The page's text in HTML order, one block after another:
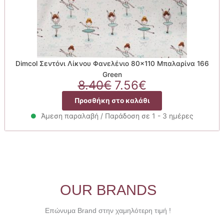
Dimcol Σεντόνι Λίκνου Φανελένιο 80×110 Μπαλαρίνα 166
Green
8.40€ Original
price
was:
8.40€.
7.56€Η
τρέχουσα
τιμή
είναι:
7.56€.
Προσθήκη στο καλάθι
Άμεση παραλαβή / Παράδοση σε 1 - 3 ημέρες
OUR BRANDS
Επώνυμα Brand στην χαμηλότερη τιμή !